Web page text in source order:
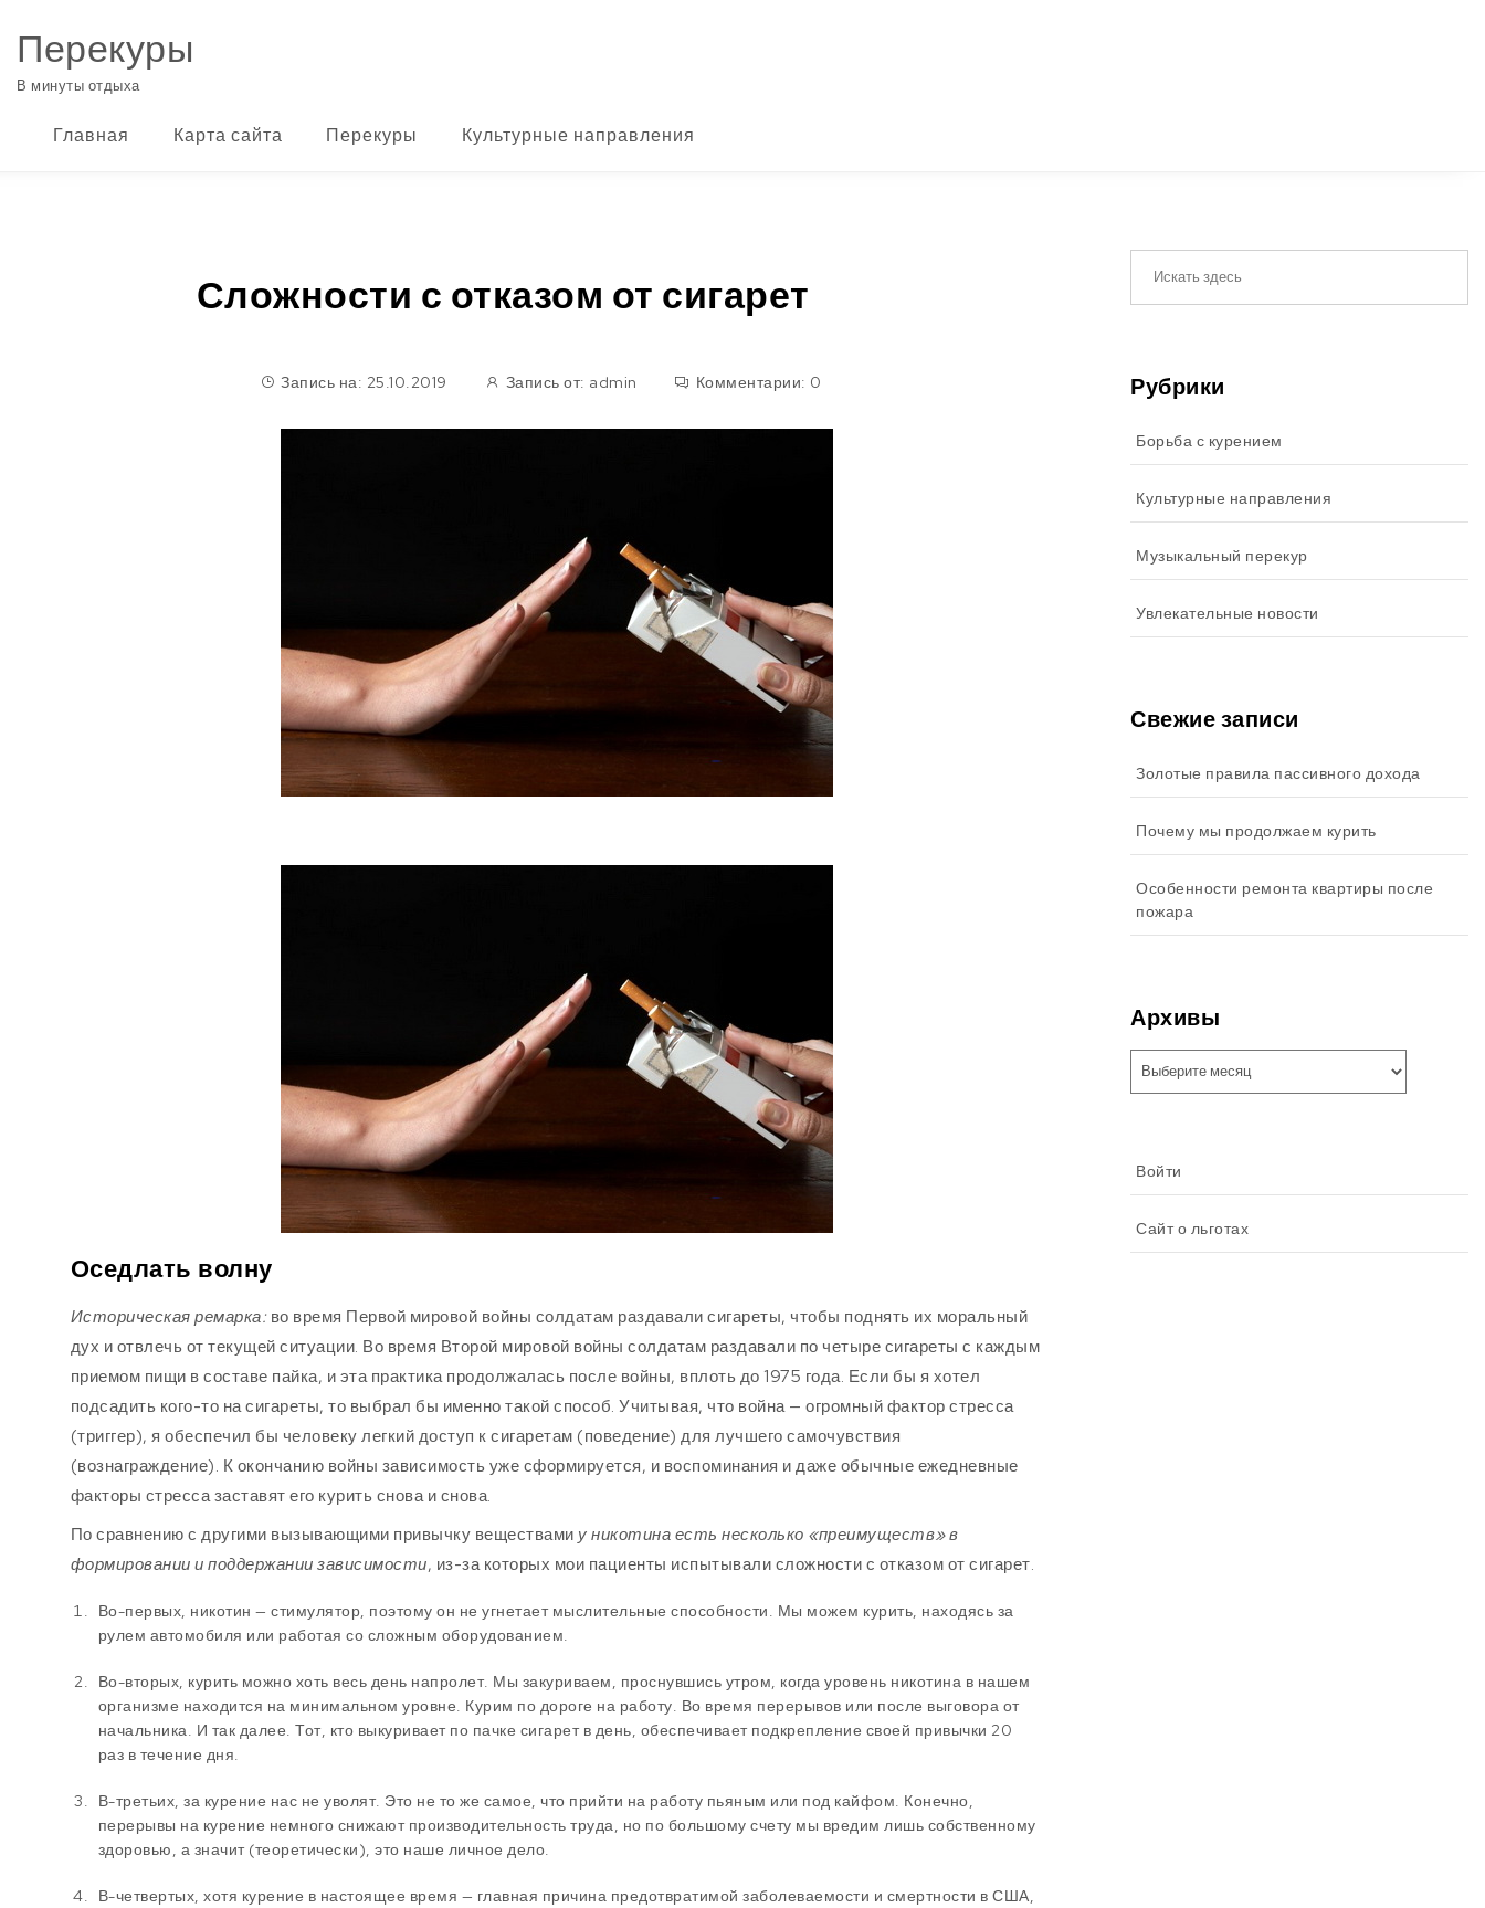
Перекуры
В минуты отдыха
Главная Карта сайта Перекуры Культурные направления
Сложности с отказом от сигарет
Запись на: 25.10.2019 Запись от: admin Комментарии: 0
Оседлать волну
Историческая ремарка:во время Первой мировой войны солдатам раздавали сигареты, чтобы поднять их моральный
дух и отвлечь от текущей ситуации. Во время Второй мировой войны солдатам раздавали по четыре сигареты с каждым
приемом пищи в составе пайка, и эта практика продолжалась после войны, вплоть до 1975 года. Если бы я хотел
подсадить кого-то на сигареты, то выбрал бы именно такой способ. Учитывая, что война — огромный фактор стресса
(триггер), я обеспечил бы человеку легкий доступ к сигаретам (поведение) для лучшего самочувствия
(вознаграждение). К окончанию войны зависимость уже сформируется, и воспоминания и даже обычные ежедневные
факторы стресса заставят его курить снова и снова.
По сравнению с другими вызывающими привычку веществами у никотина есть несколько «преимуществ» в
формировании и поддержании зависимости, из-за которых мои пациенты испытывали сложности с отказом от сигарет.
Во-первых, никотин — стимулятор, поэтому он не угнетает мыслительные способности. Мы можем курить, находясь за
рулем автомобиля или работая со сложным оборудованием.
Во-вторых, курить можно хоть весь день напролет. Мы закуриваем, проснувшись утром, когда уровень никотина в нашем
организме находится на минимальном уровне. Курим по дороге на работу. Во время перерывов или после выговора от
начальника. И так далее. Тот, кто выкуривает по пачке сигарет в день, обеспечивает подкрепление своей привычки 20
раз в течение дня.
В-третьих, за курение нас не уволят. Это не то же самое, что прийти на работу пьяным или под кайфом. Конечно,
перерывы на курение немного снижают производительность труда, но по большому счету мы вредим лишь собственному
здоровью, а значит (теоретически), это наше личное дело.
В-четвертых, хотя курение в настоящее время — главная причина предотвратимой заболеваемости и смертности в США,
Рубрики
Борьба с курением
Культурные направления
Музыкальный перекур
Увлекательные новости
Свежие записи
Золотые правила пассивного дохода
Почему мы продолжаем курить
Особенности ремонта квартиры после
пожара
Архивы
Войти
Сайт о льготах